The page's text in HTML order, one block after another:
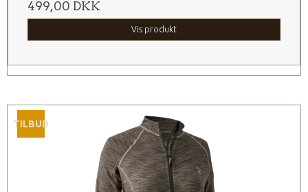
499,00 DKK
Vis produkt
TILBUD